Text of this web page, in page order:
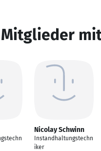
Mitglieder
Nicolay Schwinn
Instandhaltungstechn
iker